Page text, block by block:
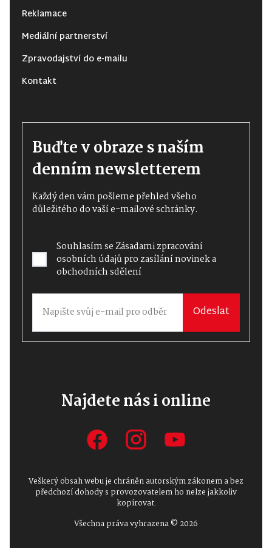
Reklamace
Mediální partnerství
Zpravodajství do e-mailu
Kontakt
Buďte v obraze s naším
denním newsletterem
Každý den vám pošleme přehled všeho
důležitého do vaší e-mailové schránky.
Souhlasím seZásadami zpracování
osobních údajůpro zasílání novinek a
obchodních sdělení
Odeslat
Najdete nás i online
Veškerý obsah webu je chráněn autorským zákonem a bez
předchozí dohody s provozovatelem ho nelze jakkoliv
kopírovat.
Všechna práva vyhrazena © 2026